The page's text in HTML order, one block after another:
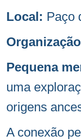
Local: Paço
Pequena
uma
origens
A conexão